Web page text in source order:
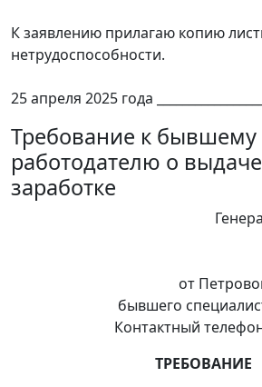
К заявлению прилагаю копию
нетрудоспособности.
25 апреля 2025 года
Требование к бывшему
работодателю о
заработке
от
бывшего
Контактный
ТРЕБОВАНИЕ